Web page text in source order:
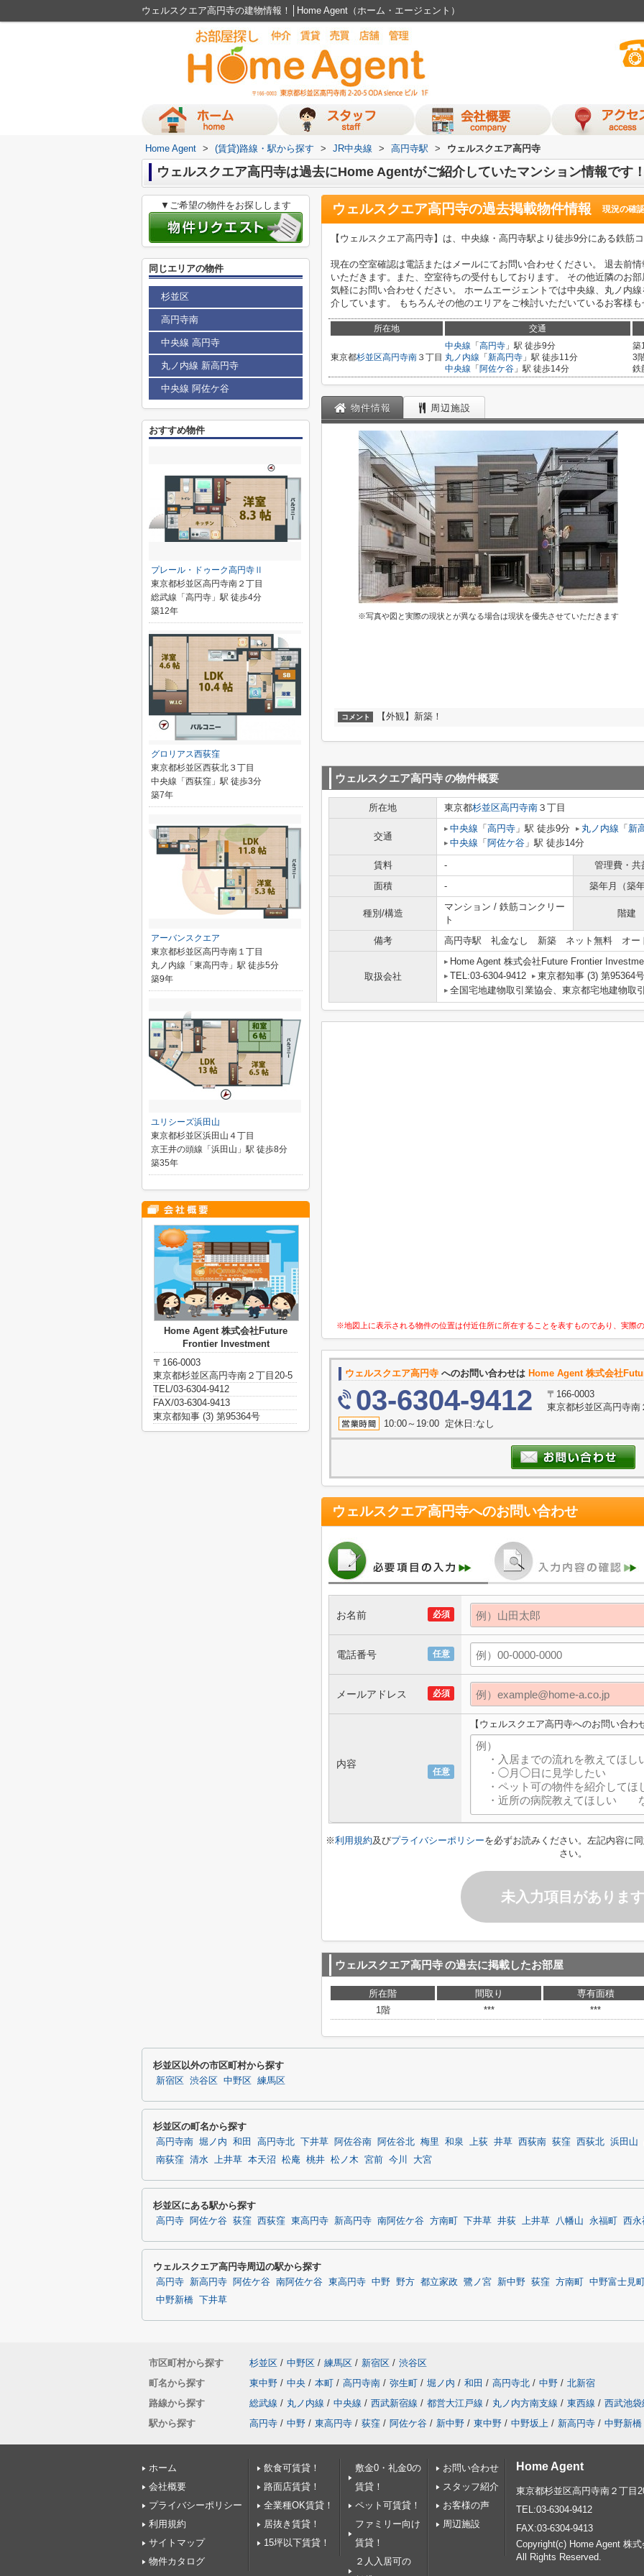
ウェルスクエア高円寺の建物情報！│Home Agent（ホーム・エージェント）
Home Agent > (賃貸)路線・駅から探す > JR中央線 > 高円寺駅 > ウェルスクエア高円寺
ウェルスクエア高円寺は過去にHome Agentがご紹介していたマンション情報です！
ウェルスクエア高円寺の過去掲載物件情報 現況の確
【ウェルスクエア高円寺】は、中央線・高円寺駅より徒歩9分にある鉄筋
現在の空室確認は電話またはメールにてお問い合わせください。 退去前
いただきます。また、空室待ちの受付もしております。 その他近隣のお
気軽にお問い合わせください。 ホームエージェントでは中央線、丸ノ内
介しています。 もちろんその他のエリアをご検討いただいているお客様も
所在地 交通
東京都杉並区高円寺南 ３丁目
中央線 「 高円寺 」駅 徒歩9分
丸ノ内線 「 新高円寺 」駅 徒歩11分
中央線 「 阿佐ケ谷 」駅 徒歩14分
築
3
鉄
物件情報 周辺施設
※写真や図と実際の現状とが異なる場合は現状を優先させていただきます
コメント 【外観】新築！
ウェルスクエア高円寺の物件概要
所在地 東京都杉並区高円寺南 ３丁目
交通
中央線 「 高円寺 」駅 徒歩9分 丸ノ内線 「 新
中央線 「 阿佐ケ谷 」駅 徒歩14分
賃料 - 管理費・共
面積
- 築年月（築年
種別/構造
マンション / 鉄筋コンクリー
ト
階建
備考 高円寺駅 礼金なし 新築 ネット無料 オー
取扱会社
Home Agent 株式会社Future Frontier
TEL:03-6304-9412
東京都知事 (3) 第95364号
全国宅地建物取引業協会、東京都宅地建物取
※地図上に表示される物件の位置は付近住所に所在することを表すものであり、実際
ウェルスクエア高円寺 へのお問い合わせは Home Agent 株式会社
03-6304-9412
〒166-0003
東京都杉並区高円寺南
10:00～19:00 定休日:なし
ウェルスクエア高円寺へのお問い合わせ
必須
お名前
任意
電話番号
必須
メールアドレス
任意
内容
【ウェルスクエア高円寺へのお問い合わ
※利用規約及びプライバシーポリシーを必ずお読みください。左記内容に
さい。
未入力項目があります
ウェルスクエア高円寺の過去に掲載したお部屋
所在階 間取り 専有面積
1階
*** ***
▼ご希望の物件をお探しします
同じエリアの物件
杉並区
高円寺南
中央線 高円寺
丸ノ内線 新高円寺
中央線 阿佐ケ谷
おすすめ物件
プレール・ドゥーク高円寺Ⅱ
東京都杉並区高円寺南２丁目
総武線「高円寺」駅 徒歩4分
築12年
グロリアス西荻窪
東京都杉並区西荻北３丁目
中央線「西荻窪」駅 徒歩3分
築7年
アーバンスクエア
東京都杉並区高円寺南１丁目
丸ノ内線「東高円寺」駅 徒歩5分
築9年
ユリシーズ浜田山
東京都杉並区浜田山４丁目
京王井の頭線「浜田山」駅 徒歩8分
築35年
Home Agent 株式会社Future
Frontier Investment
〒166-0003
東京都杉並区高円寺南２丁目20-5
TEL/03-6304-9412
FAX/03-6304-9413
東京都知事 (3) 第95364号
杉並区以外の市区町村から探す
新宿区 渋谷区 中野区 練馬区
杉並区の町名から探す
高円寺南 堀ノ内 和田 高円寺北 下井草 阿佐谷南 阿佐谷北 梅里 和泉 上荻 井草 西荻南 荻窪 西荻北 浜田山
南荻窪 清水 上井草 本天沼 松庵 桃井 松ノ木 宮前 今川 大宮
杉並区にある駅から探す
高円寺 阿佐ケ谷 荻窪 西荻窪 東高円寺 新高円寺 南阿佐ケ谷 方南町 下井草 井荻 上井草 八幡山 永福町 西永
ウェルスクエア高円寺周辺の駅から探す
高円寺 新高円寺 阿佐ケ谷 南阿佐ケ谷 東高円寺 中野 野方 都立家政 鷺ノ宮 新中野 荻窪 方南町 中野富士見町
中野新橋
下井草
市区町村から探す 杉並区 / 中野区 / 練馬区 / 新宿区 / 渋谷区
町名から探す
東中野 / 中央 / 本町 / 高円寺南 / 弥生町 / 堀ノ内 / 和田 / 高円寺北 / 中野 / 北新宿
路線から探す
総武線 / 丸ノ内線 / 中央線 / 西武新宿線 / 都営大江戸線 / 丸ノ内方南支線 / 東西線 / 西武池袋
駅から探す
高円寺 / 中野 / 東高円寺 / 荻窪 / 阿佐ケ谷 / 新中野 / 東中野 / 中野坂上 / 新高円寺 / 中野新橋
ホーム
会社概要
プライバシーポリシー
利用規約
サイトマップ
物件カタログ
飲食可賃貸！
路面店賃貸！
全業種OK賃貸！
居抜き賃貸！
15坪以下賃貸！
敷金0・礼金0の
賃貸！
ペット可賃貸！
ファミリー向け
賃貸！
２人入居可の
お問い合わせ
スタッフ紹介
お客様の声
周辺施設
Home Agent
東京都杉並区高円寺南２丁目
TEL:03-6304-9412
FAX:03-6304-9413
Copyright(c) Home Agent 株
All Rights Reserved.